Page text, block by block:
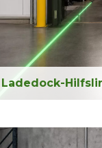
Ladedock-
rund um Docktüren
zu erkennen.